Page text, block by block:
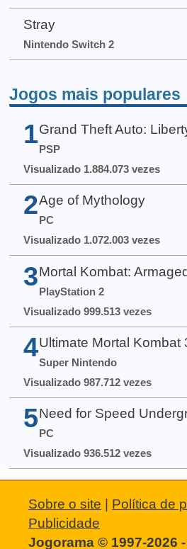
Stray
Nintendo Switch 2
Jogos mais populares
1 Grand Theft Auto:
PSP
Visualizado 1.884.073 vezes
2 Age of Mythology
PC
Visualizado 1.072.003 vezes
3 Mortal Kombat:
PlayStation 2
Visualizado 999.513 vezes
4 Ultimate Mortal Kombat
Super Nintendo
Visualizado 987.712 vezes
5 Need for Speed
PC
Visualizado 936.512 vezes
Sobre o site Política de
Publicidade
Jogorama © 1997-2026